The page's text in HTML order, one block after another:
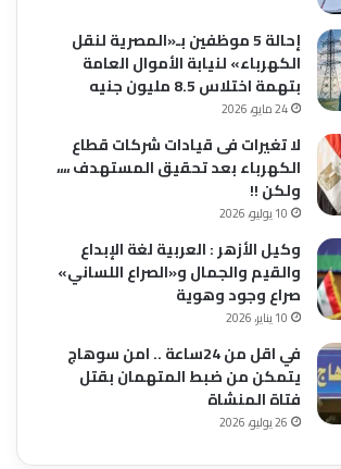
إحالة 5 موظفين بـ«المصرية لنقل
الكهرباء» لنيابة الأموال العامة
بتهمة اختلاس 8.5 مليون جنيه
24 مايو، 2026
لا تغيرات فى قيادات شركات قطاع
الكهرباء بعد تحقيق المستهدف ،،،،
ولكن !!
10 يوليو، 2026
وكيل الأزهر : العربية لغة الإبداع
والقيم والجمال و«الصراع اللساني»
صراع وجود وهوية
10 يناير، 2026
في اقل من 24ساعة .. امن سوهاج
يتمكن من ضبط المتهمان بقتل
فتاة المنشاة
26 يوليو، 2026